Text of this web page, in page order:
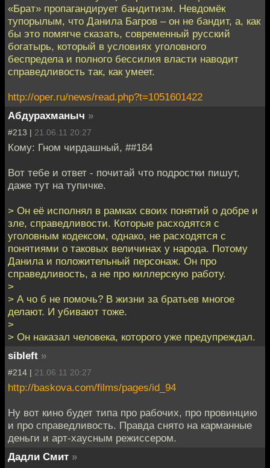
«Брат» пропагандирует бандитизм. Невдомёк
тупорылым, что Данила Багров – он не бандит, а, как
бы это помягче сказать, современный русский
богатырь, который в условиях уголовного
беспредела и полного бессилия власти наводит
справедливость так, как умеет.
http://oper.ru/news/read.php?t=1051601422
Абдурахманыч »
#213 | 21.06.11 20:27
Кому: Гном чирдашный, ##184
Вот тебе и ответ - почитай что подростки пишут,
даже тут на тупичке.
> Он её исполнял в рамках своих понятий о добре и
зле, справедливости. Которые расходятся с
уголовным кодексом, однако, не расходятся с
понятиями о таковых величинах у народа. Потому
Данила и положительный персонаж. Он про
справедливость, а не про киллерскую работу.
>
> А чо б не помочь? В жизни за братьев многое
делают. И убивают тоже.
>
> Он наказал человека, которого уже предупреждал.
sibleft »
#214 | 21.06.11 20:27
http://baskova.com/films/pages/id_94
Ну вот кино будет типа про рабочих, про провинцию
и про справедливость. Правда снято на карманные
деньги и арт-хаусным режиссером.
Дадли Смит »